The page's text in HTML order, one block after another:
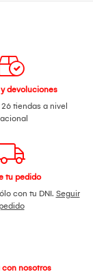
devoluciones
tiendas a nivel
tu pedido
con tu DNI. Seguir
pedido
nosotros